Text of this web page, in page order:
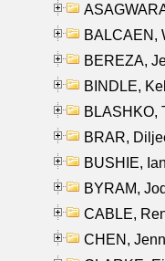
BALCAEN,
BEREZA,
BINDLE,
BLASHKO,
BRAR,
BUSHIE,
BYRAM,
CABLE,
CHEN,